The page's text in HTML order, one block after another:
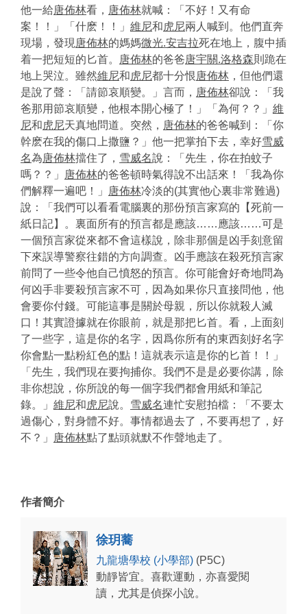
他一給唐佈林看， 唐佈林就喊：「不好！又有命
案！！」「什麽！！」 維尼和虎尼兩人喊到。他們直奔
現場，發現 唐佈林的媽媽微光.安吉拉死在地上，腹中插
着一把短短的匕首。
唐佈林的爸爸唐宇關.洛格森則跪在
地上哭泣。雖然維尼和虎尼都十分恨唐佈林 ，但他們還
是說了聲：「請節哀順變。」言而， 唐佈林卻說：「我
爸那用節哀順變，他根本開心極了！」「為何？？」 維
尼和虎尼天真地問道。突然， 唐佈林的爸爸喊到：「你
幹麽在我的傷口上撒鹽？」他一把掌拍下去，幸好雪威
名為唐佈林擋住了， 雪威名說：「先生，你在拍蚊子
嗎？？」
唐佈林的爸爸頓時氣得說不出話來！「我為你
們解釋一遍吧！」
唐佈林冷淡的(其實他心裏非常難過)
說：「我們可以看看電腦裏的那份預言家寫的【死前一
紙日記】。裏面所有的預言都是應該……應該……可是
一個預言家從來都不會這樣說，除非那個是凶手刻意留
下來誤導警察往錯的方向調查。凶手應該在殺死預言家
前問了一些令他自己憤怒的預言。你可能會好奇地問為
何凶手非要殺預言家不可，因為如果你只直接問他，他
會要你付錢。可能這事是關於母親，所以你就殺人滅
口！其實證據就在你眼前，就是那把匕首。看，上面刻
了一些字，這是你的名字，因爲你所有的東西刻好名字
你會點一點粉紅色的點！這就表示這是你的匕首！！」
「先生，我們現在要拘捕你。我們不是是必要你講，除
非你想說，你所說的每一個字我們都會用紙和筆記
錄。」 維尼和虎尼說。 雪威名連忙安慰拍檔：「不要太
過傷心，對身體不好。事情都過去了，不要再想了，好
不？」
唐佈林點了點頭就默不作聲地走了。
作者簡介
徐玥蕎
九龍塘學校 (小學部) (P5C)
動靜皆宜。喜歡運動，亦喜愛閱
讀，尤其是偵探小說。